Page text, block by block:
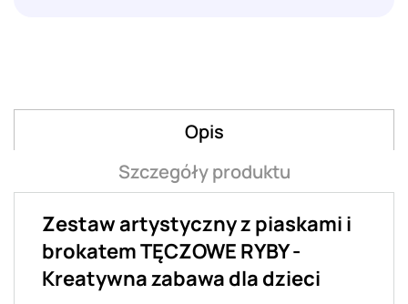
Opis
Szczegóły produktu
Zestaw artystyczny z piaskami i
brokatem TĘCZOWE RYBY -
Kreatywna zabawa dla dzieci